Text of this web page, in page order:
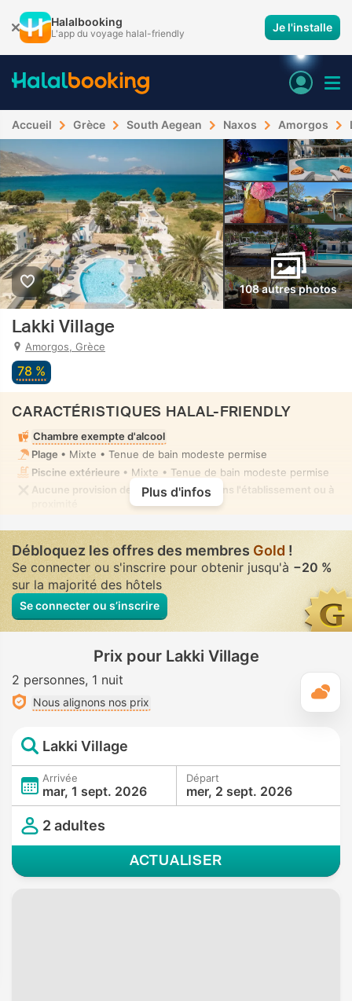
Halalbooking
L'app du voyage halal-friendly Je l'installe
Accueil Grèce South Aegean Naxos Amorgos
108 autres photos
Lakki Village
Amorgos, Grèce
78 %
CARACTÉRISTIQUES HALAL-FRIENDLY
Chambre exempte d'alcool
Plage • Mixte • Tenue de bain modeste permise
Piscine extérieure • Mixte • Tenue de bain modeste permise
Aucune provision de nourriture halal dans l'établissement ou à
Plus d'infos
Débloquez les offres des membres Gold !
Se connecter ou s'inscrire pour obtenir jusqu'à −20 %
sur la majorité des hôtels
Se connecter ou s’inscrire
Prix pour Lakki Village
2 personnes 1 nuit
Nous alignons nos prix
Lakki Village
Arrivée
mar, 1 sept. 2026
Départ
mer, 2 sept. 2026
2 adultes
ACTUALISER